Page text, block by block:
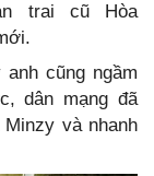
trai cũ Hòa
cũng ngầm
dân mạng đã
và nhanh